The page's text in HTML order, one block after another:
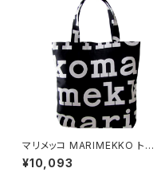
マリメッコ MARIMEKKO トート
バッグ レディース 047312-911
LOGO NOTKO ブラック
¥10,093